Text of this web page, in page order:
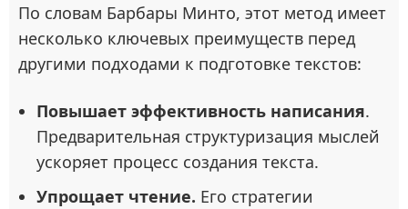
По словам Барбары Минто, этот метод имеет
несколько ключевых преимуществ перед
другими подходами к подготовке текстов:
Повышает эффективность написания.
Предварительная структуризация мыслей
ускоряет процесс создания текста.
Упрощает чтение. Его стратегии